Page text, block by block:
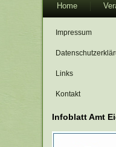
Home
Impressum
Links
Kontakt
Infoblatt Amt